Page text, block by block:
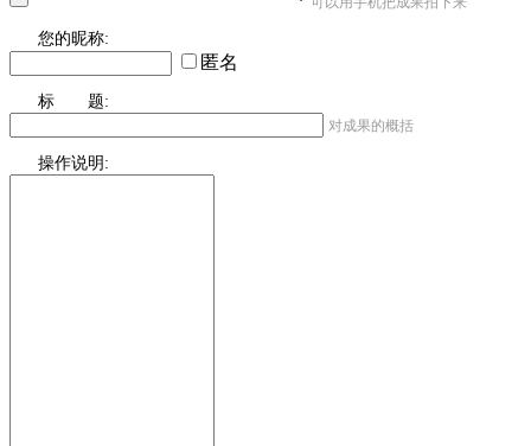
您的昵称:
匿名
标 题:
对成果的概括
操作说明: